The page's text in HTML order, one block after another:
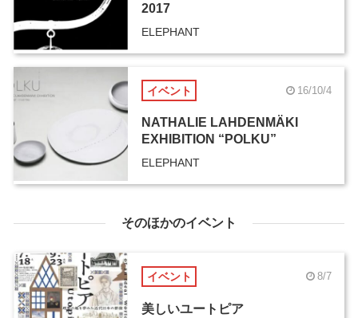
2017
ELEPHANT
イベント 16/10/4
NATHALIE LAHDENMÄKI
EXHIBITION “POLKU”
ELEPHANT
そのほかのイベント
イベント 8/7
美しいユートピア